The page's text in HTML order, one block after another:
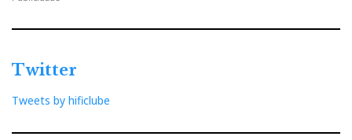
Twitter
Tweets by hificlube